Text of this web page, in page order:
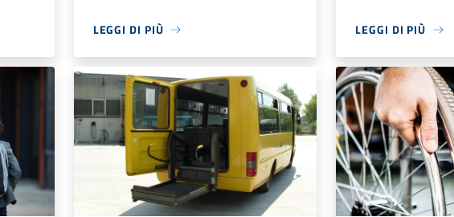
LEGGI DI PIÙ LEGGI DI PIÙ